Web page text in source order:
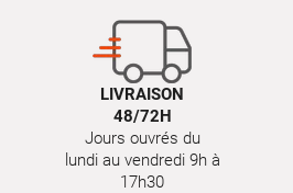
LIVRAISON
48/72H
Jours ouvrés du
lundi au vendredi 9h à
17h30